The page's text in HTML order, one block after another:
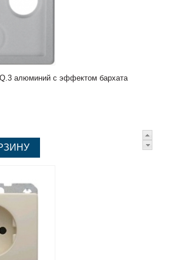
алюминий с эффектом бархата